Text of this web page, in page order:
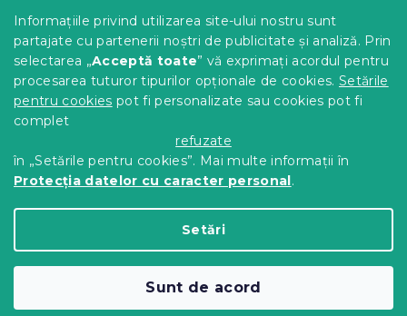
Informațiile privind utilizarea site-ului nostru sunt
partajate cu partenerii noștri de publicitate și analiză. Prin
selectarea „Acceptă toate” vă exprimați acordul pentru
procesarea tuturor tipurilor opționale de cookies. Setările
pentru cookies pot fi personalizate sau cookies pot fi
complet
refuzate
în „Setările pentru cookies”. Mai multe informații în
Protecția datelor cu caracter personal.
Setări
Sunt de acord
o
r
Protecția datelor cu caracter personal
Achizitii SEAP
Tabel mărimi
Blog
Pentru parteneri
Drepturi de autor 2026Comod Acasa. Toate
drepturile rezervate. Editați setările cookie-urilor